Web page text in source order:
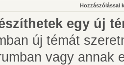
Hozzászólással
egy új
új témát
vagy annak